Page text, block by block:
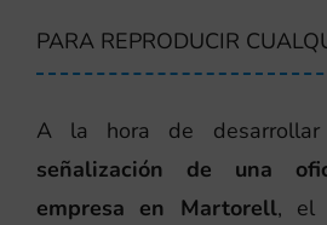
PARA REPRODUCIR
A la hora de
señalización de una
empresa en Martorell, el